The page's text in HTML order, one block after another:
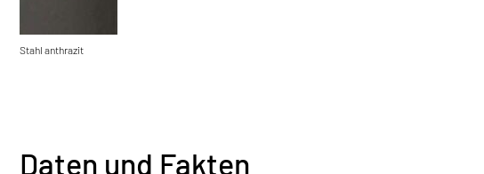
Stahl anthrazit
Daten und Fakten